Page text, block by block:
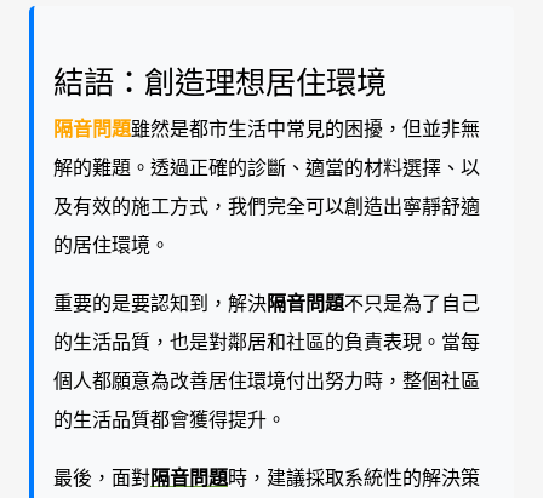
結語：創造理想居住環境
隔音問題雖然是都市生活中常見的困擾，但並非無
解的難題。透過正確的診斷、適當的材料選擇、以
及有效的施工方式，我們完全可以創造出寧靜舒適
的居住環境。
重要的是要認知到，解決隔音問題不只是為了自己
的生活品質，也是對鄰居和社區的負責表現。當每
個人都願意為改善居住環境付出努力時，整個社區
的生活品質都會獲得提升。
最後，面對隔音問題時，建議採取系統性的解決策